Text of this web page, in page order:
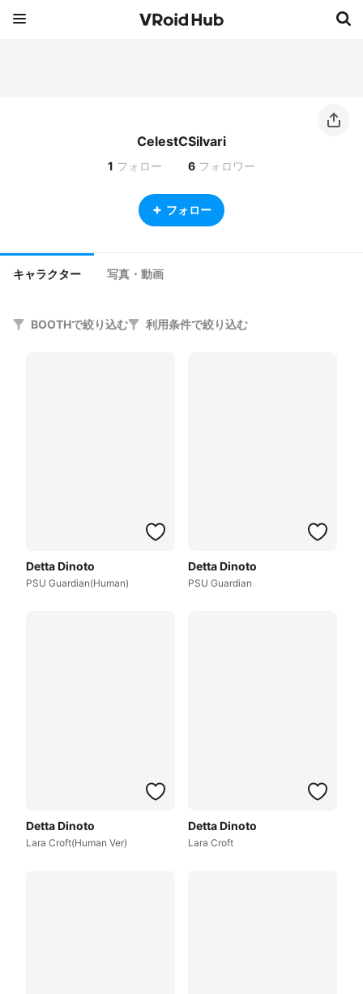
CelestCSilvari
1 フォロー 6 フォロワー
フォロー
キャラクター 写真・動画
BOOTHで絞り込む 利用条件で絞り込む
Detta Dinoto
PSU Guardian(Human)
Detta Dinoto
PSU Guardian
Detta Dinoto
Lara Croft(Human Ver)
Detta Dinoto
Lara Croft